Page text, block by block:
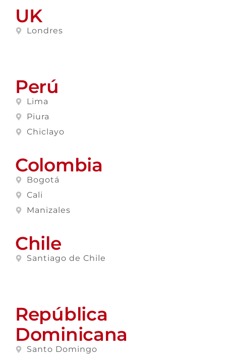
UK
Londres
Perú
Lima
Piura
Chiclayo
Colombia
Bogotá
Cali
Manizales
Chile
Santiago de Chile
República
Dominicana
Santo Domingo